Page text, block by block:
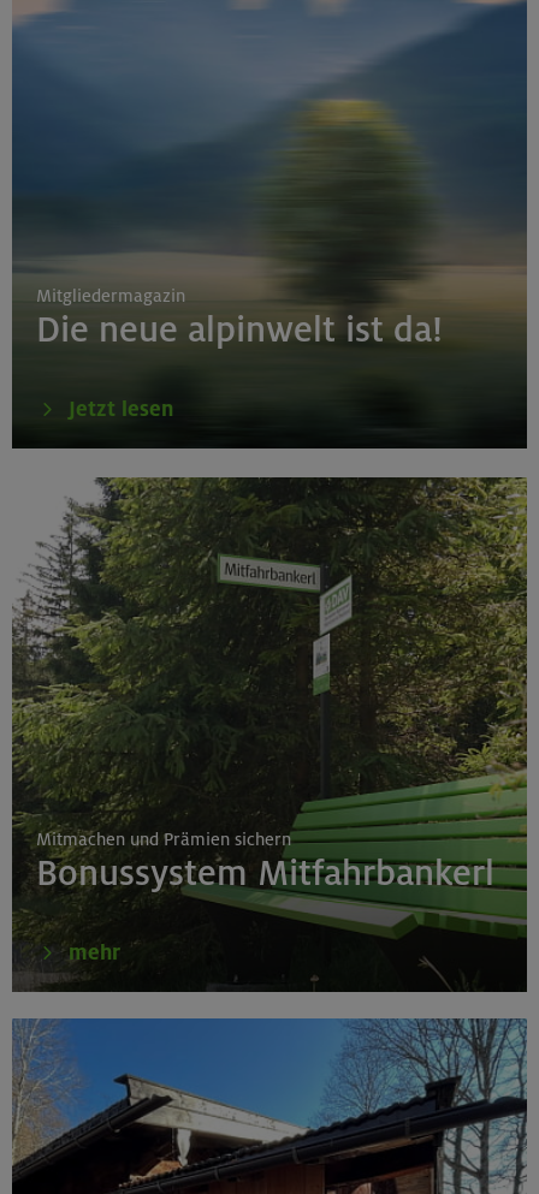
Mitgliedermagazin
Die neue alpinwelt ist da!
Jetzt lesen
Mitmachen und Prämien sichern
Bonussystem Mitfahrbankerl
mehr